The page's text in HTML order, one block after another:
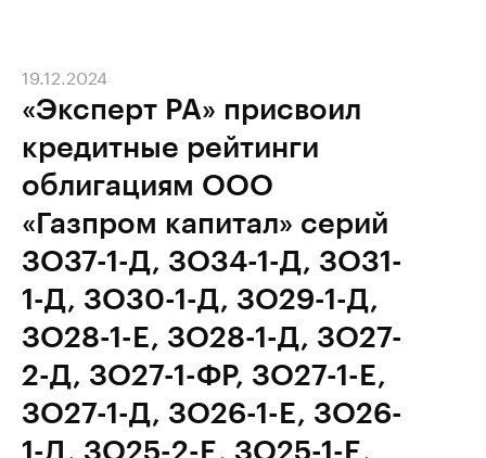
«Эксперт РА» присвоил
кредитные рейтинги
облигациям ООО
«Газпром капитал» серий
ЗО37-1-Д, ЗО34-1-Д, ЗО31-
1-Д, ЗО30-1-Д, ЗО29-1-Д,
ЗО28-1-E, ЗО28-1-Д, ЗО27-
2-Д, ЗО27-1-ФР, ЗО27-1-Е,
ЗО27-1-Д, ЗО26-1-Е, ЗО26-
1-Д, ЗО25-2-Е, ЗО25-1-Е,
19.12.2024